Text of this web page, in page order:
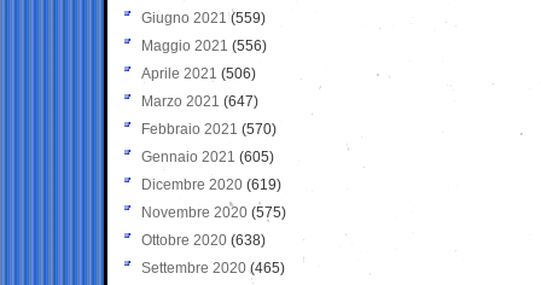
Giugno 2021(559)
Maggio 2021 (556)
Aprile 2021 (506)
Marzo 2021 (647)
Febbraio 2021 (570)
Gennaio 2021 (605)
Dicembre 2020 (619)
Novembre 2020 (575)
Ottobre 2020 (638)
Settembre 2020(465)